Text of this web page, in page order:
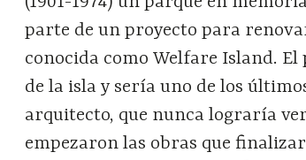
parte de un proyecto para
conocida como Welfare Island.
de la isla y sería uno de los
arquitecto, que nunca lograría
empezaron las obras que